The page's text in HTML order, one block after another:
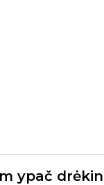
ypač